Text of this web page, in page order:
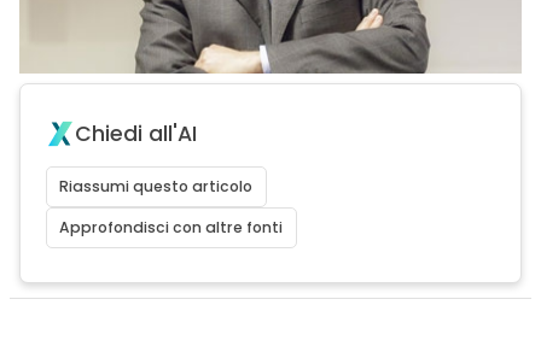
Chiedi all'AI
Riassumi questo articolo
Approfondisci con altre fonti